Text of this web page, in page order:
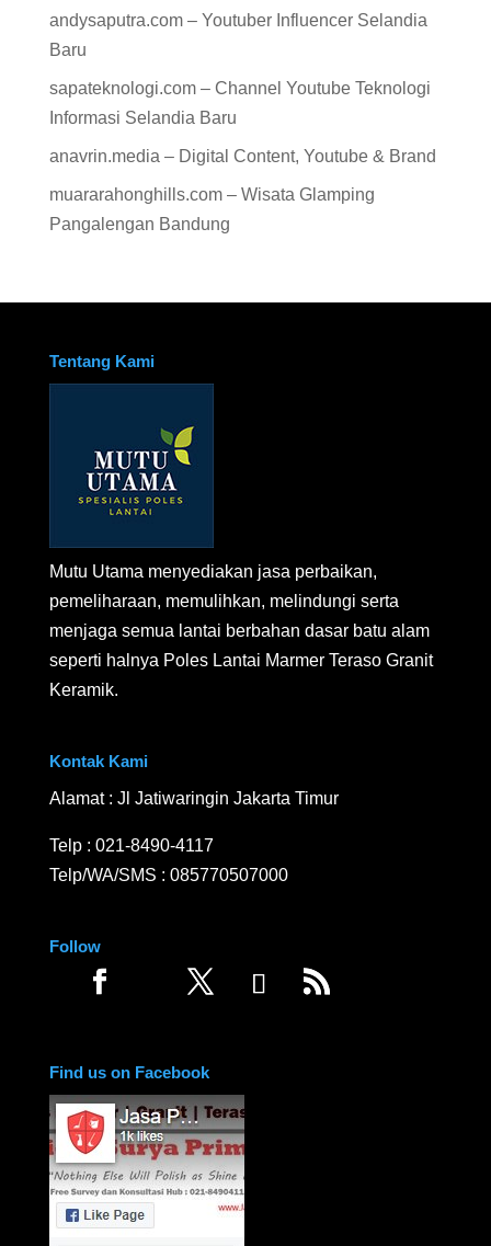
andysaputra.com – Youtuber Influencer Selandia
Baru
sapateknologi.com – Channel Youtube Teknologi
Informasi Selandia Baru
anavrin.media – Digital Content, Youtube & Brand
muararahonghills.com – Wisata Glamping
Pangalengan Bandung
Tentang Kami
Mutu Utama menyediakan jasa perbaikan,
pemeliharaan, memulihkan, melindungi serta
menjaga semua lantai berbahan dasar batu alam
seperti halnya Poles Lantai Marmer Teraso Granit
Keramik.
Kontak Kami
Alamat : Jl Jatiwaringin Jakarta Timur
Telp : 021-8490-4117
Telp/WA/SMS : 085770507000
Follow
Find us on Facebook